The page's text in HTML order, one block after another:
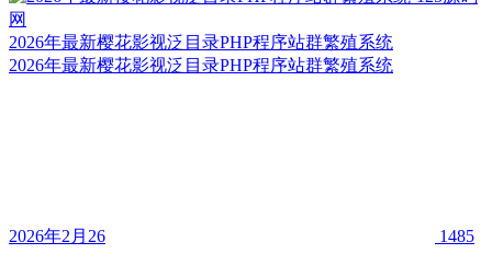
2026年最新樱花影视泛目录PHP程序站群繁殖系统
2026年最新樱花影视泛目录PHP程序站群繁殖系统
2026年2月26 1485